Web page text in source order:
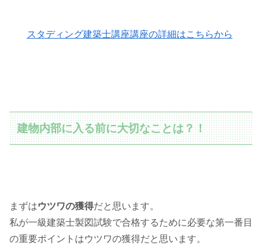
スタディング建築士講座講座の詳細はこちらから
建物内部に入る前に大切なことは？！
まずはウツワの獲得だと思います。
私が一級建築士製図試験で合格するために必要な第一番目
の重要ポイントはウツワの獲得だと思います。